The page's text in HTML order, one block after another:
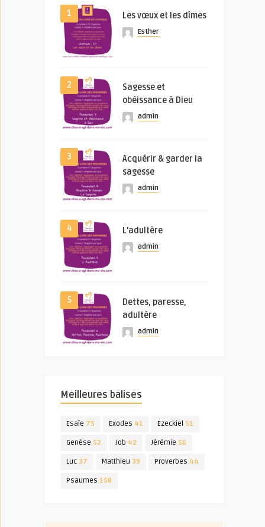
1 Les vœux et les dîmes
Esther
2
Sagesse et
obéissance à Dieu
admin
3
Acquérir & garder la
sagesse
admin
4 L’adultère
admin
5
Dettes, paresse,
adultère
admin
Meilleures balises
Esaïe 75 Exodes 41 Ezeckiel 51
Genèse 52 Job 42 Jérémie 56
Luc 37 Matthieu 39 Proverbes 44
Psaumes 158